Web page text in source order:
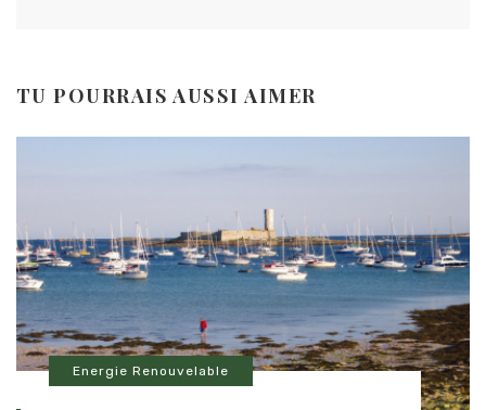
TU POURRAIS AUSSI AIMER
Energie Renouvelable